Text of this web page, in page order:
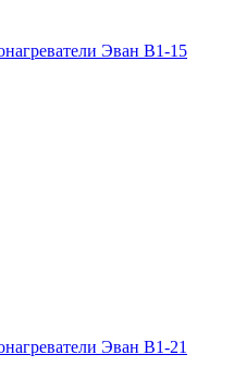
Эван В1-15
Эван В1-21